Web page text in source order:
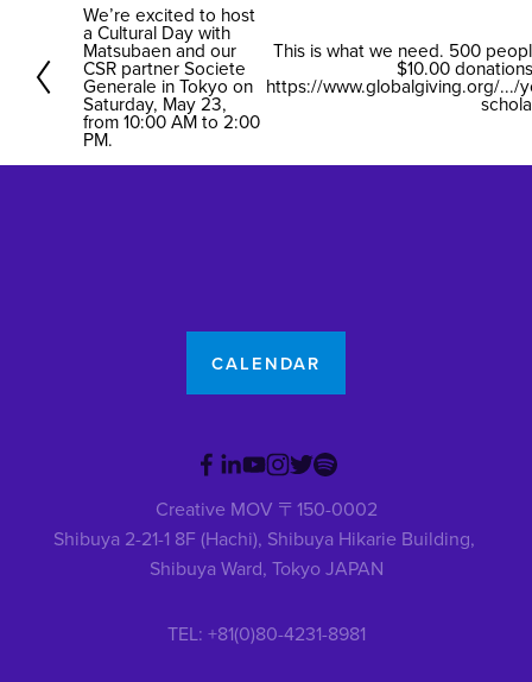
P
r
e
v
i
o
We’re excited to host
a Cultural Day with
Matsubaen and our
CSR partner Societe
Generale in Tokyo on
Saturday, May 23,
from 10:00 AM to 2:00
PM.
N
e
This is what we need. 500
$10.00
https://www.globalgiving.org/.../
CALENDAR
Creative MOV 〒150-0002
Shibuya 2-21-1 8F (Hachi), Shibuya Hikarie Building,
Shibuya Ward, Tokyo JAPAN
TEL: +81(0)80-4231-8981